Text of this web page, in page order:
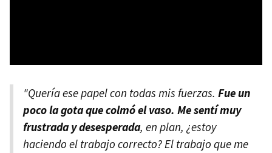
"Quería ese papel con todas mis fuerzas. Fue un
poco la gota que colmó el vaso. Me sentí muy
frustrada y desesperada, en plan, ¿estoy
haciendo el trabajo correcto? El trabajo que me